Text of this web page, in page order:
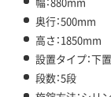
奥行：500mm
高さ：1850mm
設置タイプ：下
段数：5段